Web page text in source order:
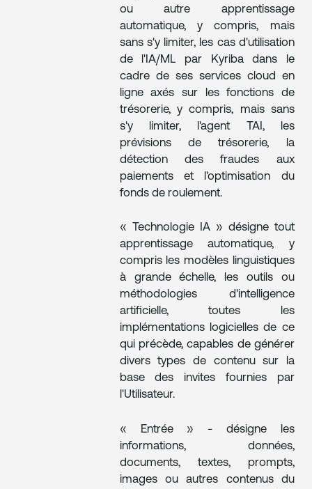
ou autre apprentissage
automatique, y compris, mais
sans s'y limiter, les cas d'utilisation
de l'IA/ML par Kyriba dans le
cadre de ses services cloud en
ligne axés sur les fonctions de
trésorerie, y compris, mais sans
s'y limiter, l'agent TAI, les
prévisions de trésorerie, la
détection des fraudes aux
paiements et l'optimisation du
fonds de roulement.
« Technologie IA » désigne tout
apprentissage automatique, y
compris les modèles linguistiques
à grande échelle, les outils ou
méthodologies d'intelligence
artificielle, toutes les
implémentations logicielles de ce
qui précède, capables de générer
divers types de contenu sur la
base des invites fournies par
l'Utilisateur.
« Entrée » - désigne les
informations, données,
documents, textes, prompts,
images ou autres contenus du